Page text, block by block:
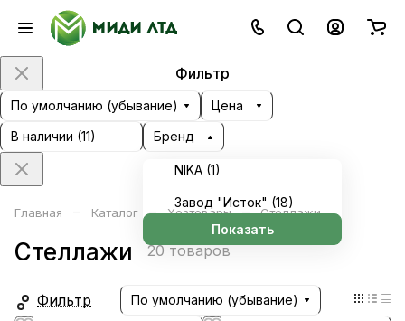
Фильтр
По умолчанию (убывание)
Цена
В наличии (11) Бренд
NIKA (1)
Завод "Исток" (18)
Показать
Главная – Каталог – Хозтовары – Стеллажи
Стеллажи 20 товаров
Фильтр По умолчанию (убывание)